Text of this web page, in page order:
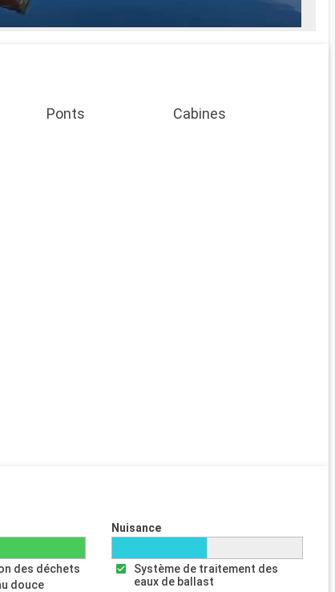
Ponts Cabines
des déchets
douce
Nuisance
Système de traitement des
eaux de ballast